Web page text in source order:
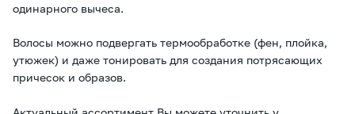
одинарного вычеса.
Волосы можно подвергать термообработке (фен, плойка,
утюжек) и даже тонировать для создания потрясающих
причесок и образов.